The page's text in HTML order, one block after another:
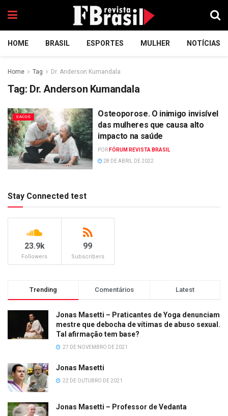
HOME BRASIL ESPORTES MULHER NOTÍCIAS
Home Tag Dr. Anderson Kumandala
Tag: Dr. Anderson Kumandala
SAÚDE
Osteoporose. O inimigo invisível
das mulheres que causa alto
impacto na saúde
POR FÓRUM REVISTA BRASIL
28 DE ABRIL DE 2022
Stay Connected test
23.9k
Followers
99
Subscribers
Trending Comentários Latest
Jonas Masetti – Praticantes de Yoga denunciam
mestre que debocha de vítimas de abuso sexual.
Tal afirmação tem base?
27 DE NOVEMBRO DE 2021
Jonas Masetti
22 DE OUTUBRO DE 2021
Jonas Masetti – Professor de Vedanta